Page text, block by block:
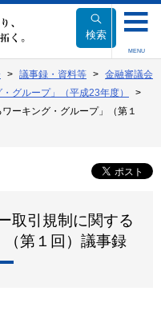
検索
MENU
議事録・資料等
金融審議会
グループ」（平成23年度）
ーキング・グループ」（第１
取引規制に関する
第１回）議事録